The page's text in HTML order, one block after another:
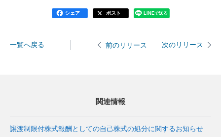
シェア ポスト LINEで送る
一覧へ戻る 前のリリース 次のリリース
関連情報
譲渡制限付株式報酬としての自己株式の処分に関するお知らせ